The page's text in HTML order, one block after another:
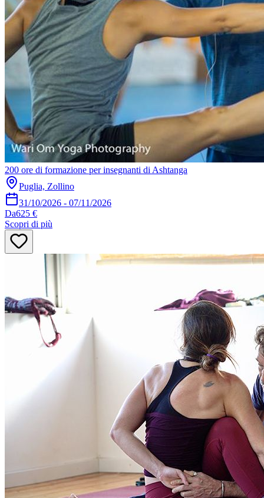
200 ore di formazione per insegnanti di Ashtanga
Puglia, Zollino
31/10/2026 - 07/11/2026
Da625 €
Scopri di più